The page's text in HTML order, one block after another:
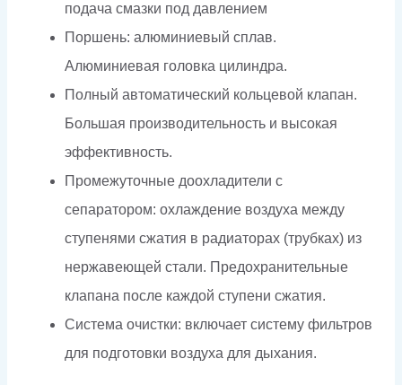
подача смазки под давлением
Поршень: алюминиевый сплав.
Алюминиевая головка цилиндра.
Полный автоматический кольцевой клапан.
Большая производительность и высокая
эффективность.
Промежуточные доохладители с
сепаратором: охлаждение воздуха между
ступенями сжатия в радиаторах (трубках) из
нержавеющей стали. Предохранительные
клапана после каждой ступени сжатия.
Система очистки: включает систему фильтров
для подготовки воздуха для дыхания.